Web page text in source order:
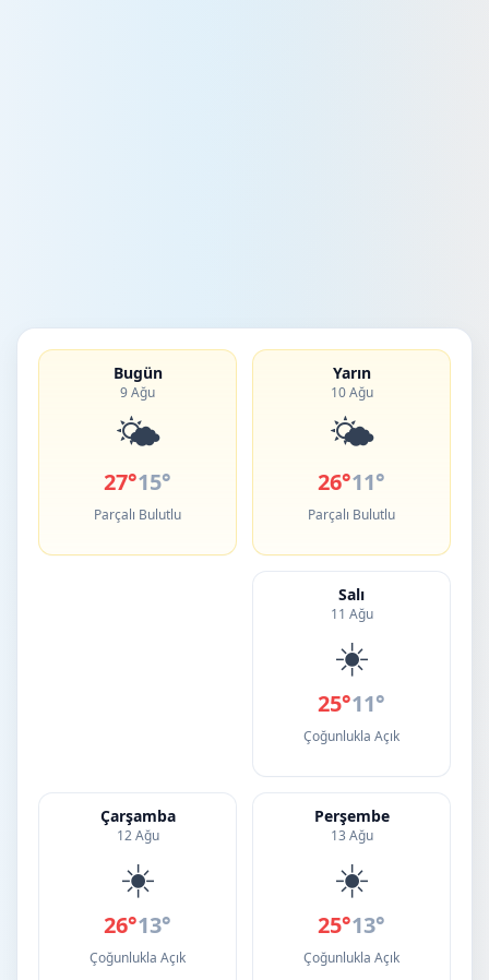
Bugün
9 Ağu
🌤️
27°15°
Parçalı Bulutlu
Yarın
10 Ağu
🌤️
26°11°
Parçalı Bulutlu
Salı
11 Ağu
☀️
25°11°
Çoğunlukla Açık
Çarşamba
12 Ağu
☀️
26°13°
Çoğunlukla Açık
Perşembe
13 Ağu
☀️
25°13°
Çoğunlukla Açık